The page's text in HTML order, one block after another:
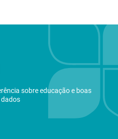
sobre educação e boas
dados